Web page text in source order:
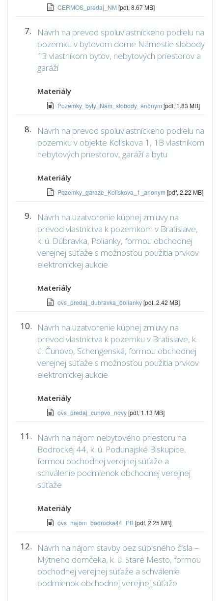
CERMOS_predaj_NM [pdf, 8.67 MB]
7.
Návrh na prevod spoluvlastníckeho podielu na
pozemku v bytovom dome Námestie slobody
13 vlastníkom bytov, nebytových priestorov a
garáží
Materiály
Pozemky_byty_Nam_slobody_anonym [pdf, 1.83 MB]
8.
Návrh na prevod spoluvlastníckeho podielu na
pozemku v objekte Kolískova 1, 1B vlastníkom
nebytových priestorov, garáží a bytu
Materiály
Pozemky_garaze_Koliskova_1_anonym [pdf, 2.22 MB]
9.
Návrh na uzatvorenie kúpnej zmluvy na
prevod vlastníctva k pozemkom v Bratislave,
k. ú. Dúbravka, Polianky, formou obchodnej
verejnej súťaže s možnosťou použitia prvkov
elektronickej aukcie
Materiály
ovs_predaj_dubravka_ôolianky[pdf, 2.42 MB]
10.
Návrh na uzatvorenie kúpnej zmluvy na
prevod vlastníctva k pozemku v Bratislave, k.
ú. Čunovo, Schengenská, formou obchodnej
verejnej súťaže s možnosťou použitia prvkov
elektronickej aukcie
Materiály
ovs_predaj_cunovo_novy[pdf, 1.13 MB]
11.
Návrh na nájom nebytového priestoru na
Bodrockej 44, k. ú. Podunajské Biskupice,
formou obchodnej verejnej súťaže a
schválenie podmienok obchodnej verejnej
súťaže
Materiály
ovs_najom_bodrocka44_PB[pdf, 2.25 MB]
12.
Návrh na nájom stavby bez súpisného čísla –
Mýtneho domčeka, k. ú. Staré Mesto, formou
obchodnej verejnej súťaže a schválenie
podmienok obchodnej verejnej súťaže